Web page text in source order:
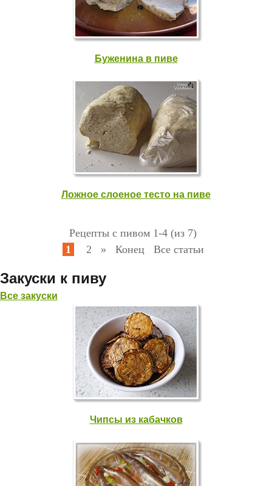
Буженина в пиве
Ложное слоеное тесто на пиве
Рецепты с пивом 1-4 (из 7)
1
2 » Конец Все статьи
Закуски к пиву
Все закуски
Чипсы из кабачков